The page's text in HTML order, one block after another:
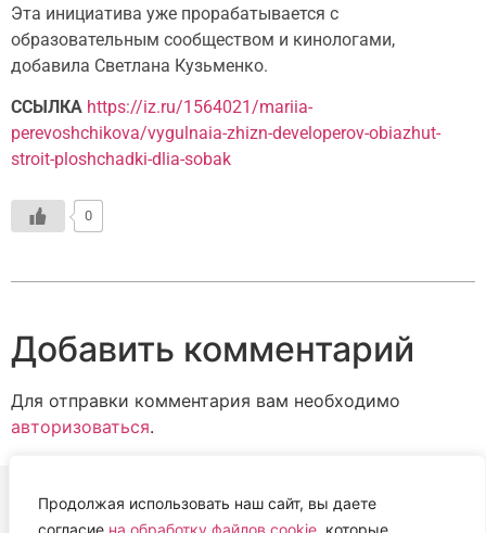
Продолжая использовать наш сайт, вы даете
согласие на обработку файлов cookie , которые
Эта инициатива уже прорабатывается с
образовательным сообществом и кинологами,
добавила Светлана Кузьменко.
ССЫЛКА https://iz.ru/1564021/mariia-
perevoshchikova/vygulnaia-zhizn-developerov-obiazhut-
stroit-ploshchadki-dlia-sobak
0
Добавить комментарий
Для отправки комментария вам необходимо
авторизоваться.